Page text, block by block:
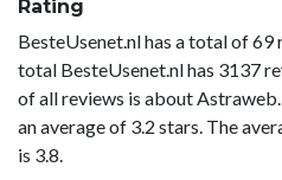
Rating
BesteUsenet.nl has a total of
total BesteUsenet.nl has 3137
of all reviews is about
an average of 3.2 stars. The
is 3.8.